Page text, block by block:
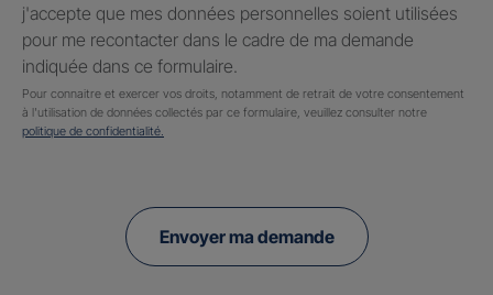
j'accepte que mes données personnelles soient utilisées
pour me recontacter dans le cadre de ma demande
indiquée dans ce formulaire.
Pour connaitre et exercer vos droits, notamment de retrait de votre consentement
à l'utilisation de données collectés par ce formulaire, veuillez consulter notre
politique de confidentialité.
Envoyer ma demande